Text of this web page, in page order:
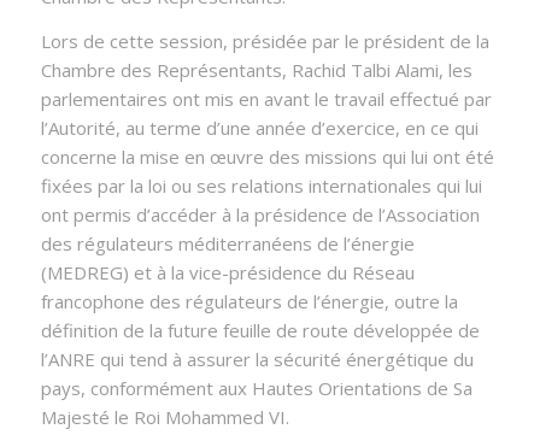
Lors de cette session, présidée par le président de la
Chambre des Représentants, Rachid Talbi Alami, les
parlementaires ont mis en avant le travail effectué par
l’Autorité, au terme d’une année d’exercice, en ce qui
concerne la mise en œuvre des missions qui lui ont été
fixées par la loi ou ses relations internationales qui lui
ont permis d’accéder à la présidence de l’Association
des régulateurs méditerranéens de l’énergie
(MEDREG) et à la vice-présidence du Réseau
francophone des régulateurs de l’énergie, outre la
définition de la future feuille de route développée de
l’ANRE qui tend à assurer la sécurité énergétique du
pays, conformément aux Hautes Orientations de Sa
Majesté le Roi Mohammed VI.